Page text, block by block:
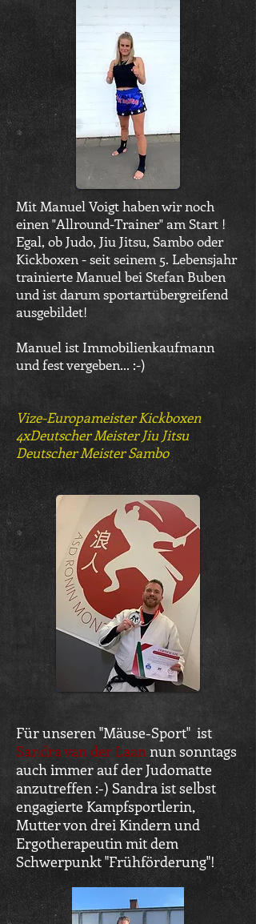
Mit Manuel Voigt haben wir noch
einen "Allround-Trainer" am Start !
Egal, ob Judo, Jiu Jitsu, Sambo oder
Kickboxen - seit seinem 5. Lebensjahr
trainierte Manuel bei Stefan Buben
und ist darum sportartübergreifend
ausgebildet!
Manuel ist Immobilienkaufmann
und fest vergeben... :-)
Vize-Europameister Kickboxen
4xDeutscher Meister Jiu Jitsu
Deutscher Meister Sambo
Für unseren "Mäuse-Sport" ist
Sandra van der Laannun sonntags
auch immer auf der Judomatte
anzutreffen :-) Sandra ist selbst
engagierte Kampfsportlerin,
Mutter von drei Kindern und
Ergotherapeutin mit dem
Schwerpunkt "Frühförderung"!